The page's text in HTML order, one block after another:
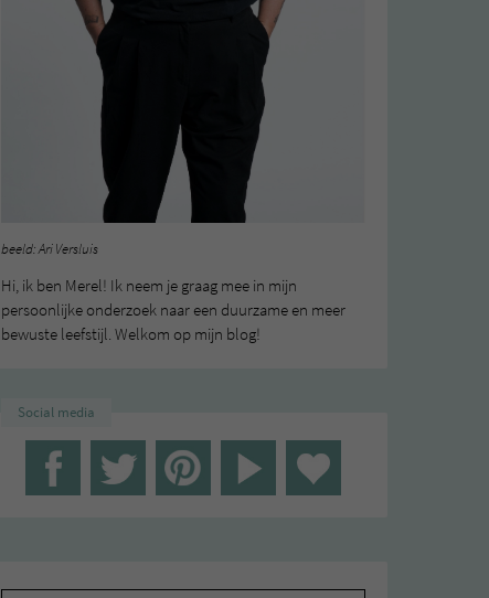
beeld: Ari Versluis
Hi, ik ben Merel! Ik neem je graag mee in mijn
persoonlijke onderzoek naar een duurzame en meer
bewuste leefstijl. Welkom op mijn blog!
Social media